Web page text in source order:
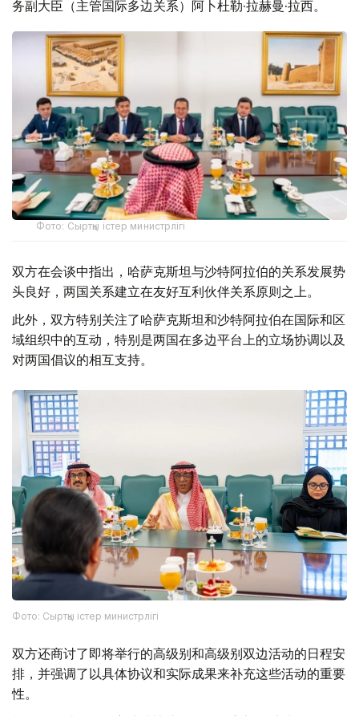
务副大臣（主管国际多边关系）阿卜杜勒·拉赫曼·拉西。
Фото: Сыртқы істер министрлігі
双方在会谈中指出，哈萨克斯坦与沙特阿拉伯的关系发展势
头良好，两国关系建立在友好互利伙伴关系原则之上。
此外，双方特别关注了哈萨克斯坦和沙特阿拉伯在国际和区
域组织中的互动，特别是两国在多边平台上的立场协调以及
对两国倡议的相互支持。
Фото: Сыртқы істер министрлігі
双方还商讨了即将举行的高级别和高级别双边活动的日程安
排，并强调了以具体协议和实际成果来补充这些活动的重要
性。